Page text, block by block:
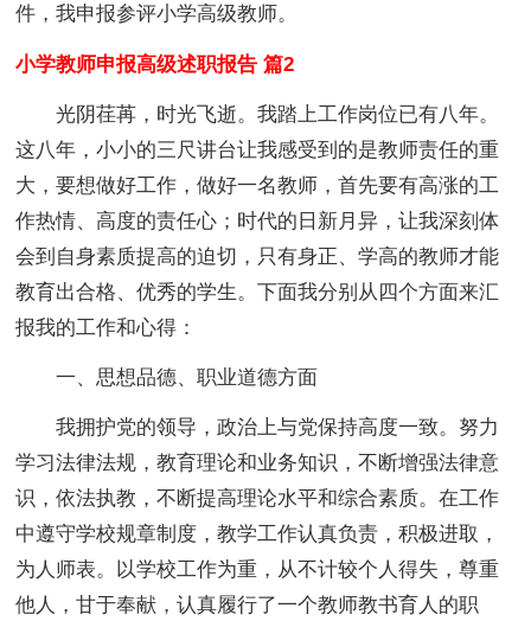
件，我申报参评小学高级教师。
小学教师申报高级述职报告 篇2
光阴荏苒，时光飞逝。我踏上工作岗位已有八年。
这八年，小小的三尺讲台让我感受到的是教师责任的重
大，要想做好工作，做好一名教师，首先要有高涨的工
作热情、高度的责任心；时代的日新月异，让我深刻体
会到自身素质提高的迫切，只有身正、学高的教师才能
教育出合格、优秀的学生。下面我分别从四个方面来汇
报我的工作和心得：
一、思想品德、职业道德方面
我拥护党的领导，政治上与党保持高度一致。努力
学习法律法规，教育理论和业务知识，不断增强法律意
识，依法执教，不断提高理论水平和综合素质。在工作
中遵守学校规章制度，教学工作认真负责，积极进取，
为人师表。以学校工作为重，从不计较个人得失，尊重
他人，甘于奉献，认真履行了一个教师教书育人的职